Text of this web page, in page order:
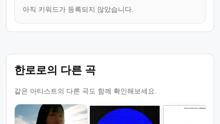
아직 키워드가 등록되지 않았습니다.
한로로의 다른 곡
같은 아티스트의 다른 곡도 함께 확인해보세요.